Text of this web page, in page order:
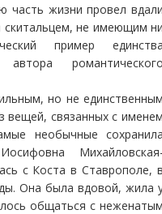
часть жизни провел
скитальцем, не имеющим
пример
но не
вещей, связанных с
необычные
с Коста в Ставрополе,
Она была вдовой, жила
общаться с